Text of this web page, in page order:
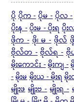
ပိုပိုက -ပိုမ -ပိုလ -
ပိုးန -ပိုးမ - ပိုးရ ပိုး
ဖိုက - ဖို၊ မ - ဖိုလ်
ဗိုလ်တ - ဗိုလ်ရ -
မိုးကောင်း -မိုးကျ -
-မိုးမမိုးယ - မိုးရ မို
မျိုးဖ မျိုးဗ - မျိုးရ -